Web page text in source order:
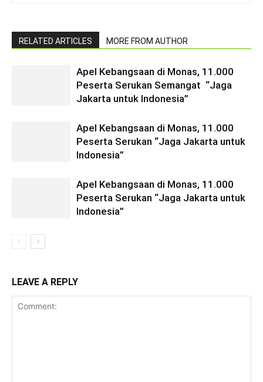
RELATED ARTICLES MORE FROM AUTHOR
Apel Kebangsaan di Monas, 11.000
Peserta Serukan Semangat “Jaga
Jakarta untuk Indonesia”
Apel Kebangsaan di Monas, 11.000
Peserta Serukan “Jaga Jakarta untuk
Indonesia”
Apel Kebangsaan di Monas, 11.000
Peserta Serukan “Jaga Jakarta untuk
Indonesia”
LEAVE A REPLY